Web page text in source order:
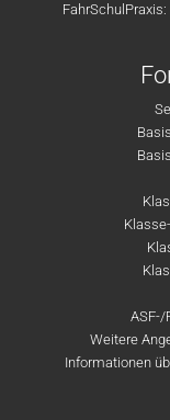
ASF-/
Weitere
Informationen